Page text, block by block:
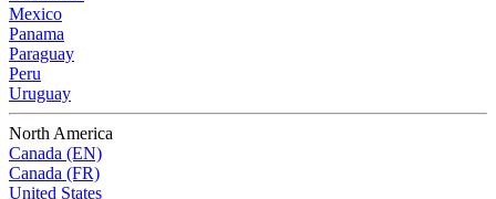
Mexico
Panama
Paraguay
Peru
Uruguay
North America
Canada (EN)
Canada (FR)
United States